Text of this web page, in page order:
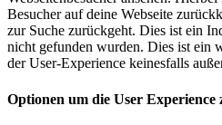
Besucher auf deine Webseite
zur Suche zurückgeht. Dies ist ein
nicht gefunden wurden. Dies ist ein
der User-Experience keinesfalls
Optionen um die User Experience